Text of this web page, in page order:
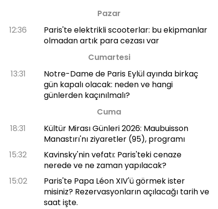
Pazar
12:36
Paris'te elektrikli scooterlar: bu ekipmanlar
olmadan artık para cezası var
Cumartesi
13:31
Notre-Dame de Paris Eylül ayında birkaç
gün kapalı olacak: neden ve hangi
günlerden kaçınılmalı?
Cuma
18:31
Kültür Mirası Günleri 2026: Maubuisson
Manastırı'nı ziyaretler (95), programı
15:32
Kavinsky'nin vefatı: Paris'teki cenaze
nerede ve ne zaman yapılacak?
15:02
Paris'te Papa Léon XIV'ü görmek ister
misiniz? Rezervasyonların açılacağı tarih ve
saat işte.